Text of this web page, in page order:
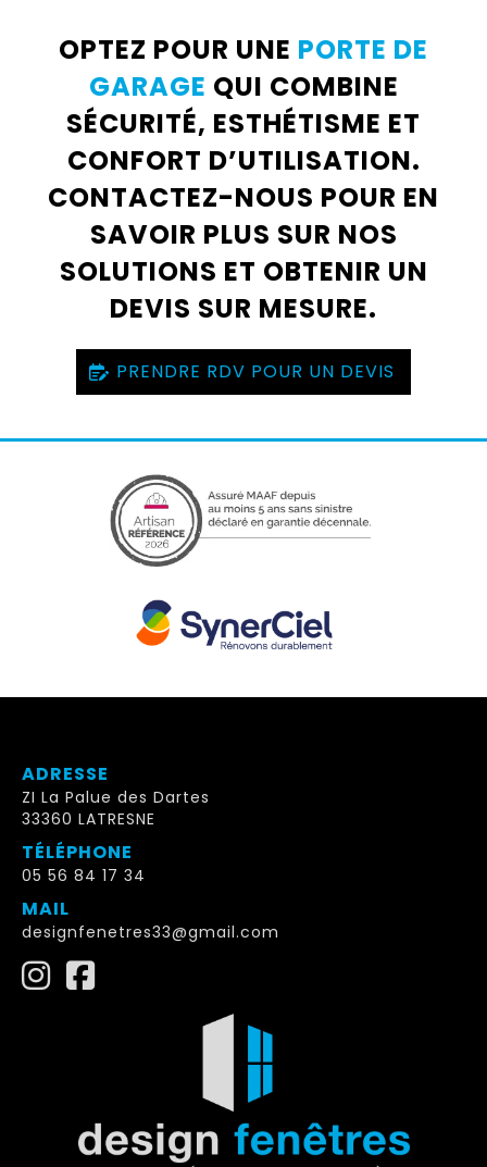
OPTEZ POUR UNE PORTE DE
GARAGE QUI COMBINE
SÉCURITÉ, ESTHÉTISME ET
CONFORT D’UTILISATION.
CONTACTEZ-NOUS POUR EN
SAVOIR PLUS SUR NOS
SOLUTIONS ET OBTENIR UN
DEVIS SUR MESURE.
PRENDRE RDV POUR UN DEVIS
ADRESSE
ZI La Palue des Dartes
33360 LATRESNE
TÉLÉPHONE
05 56 84 17 34
MAIL
designfenetres33@gmail.com